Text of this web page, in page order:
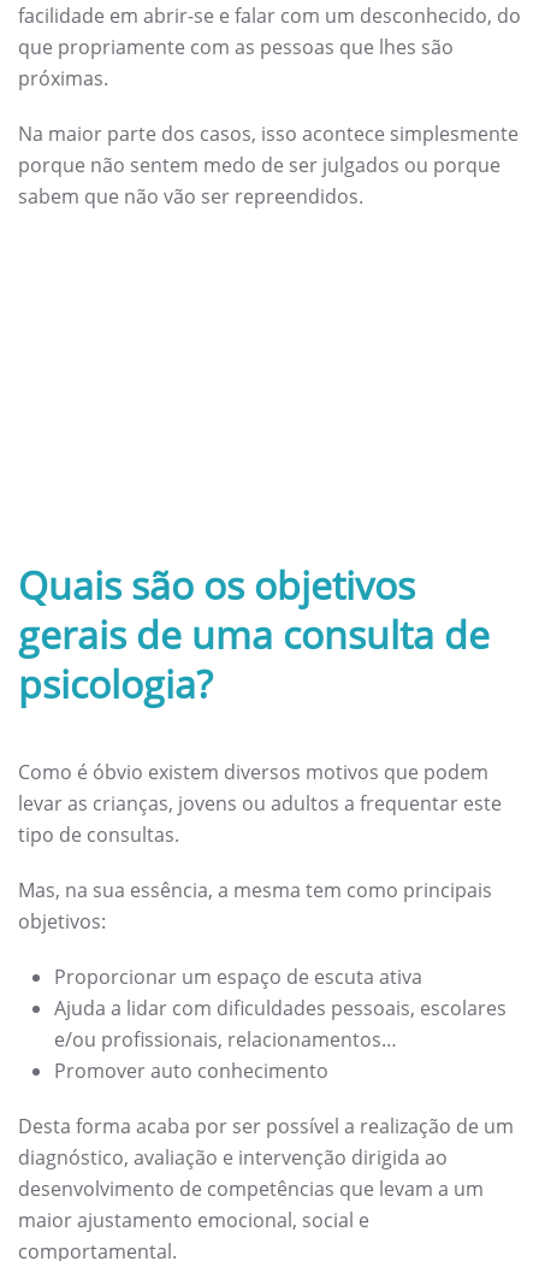
facilidade em abrir-se e falar com um desconhecido, do
que propriamente com as pessoas que lhes são
próximas.
Na maior parte dos casos, isso acontece simplesmente
porque não sentem medo de ser julgados ou porque
sabem que não vão ser repreendidos.
Quais são os objetivos
gerais de uma consulta de
psicologia?
Como é óbvio existem diversos motivos que podem
levar as crianças, jovens ou adultos a frequentar este
tipo de consultas.
Mas, na sua essência, a mesma tem como principais
objetivos:
Proporcionar um espaço de escuta ativa
Ajuda a lidar com dificuldades pessoais, escolares
e/ou profissionais, relacionamentos…
Promover auto conhecimento
Desta forma acaba por ser possível a realização de um
diagnóstico, avaliação e intervenção dirigida ao
desenvolvimento de competências que levam a um
maior ajustamento emocional, social e
comportamental.